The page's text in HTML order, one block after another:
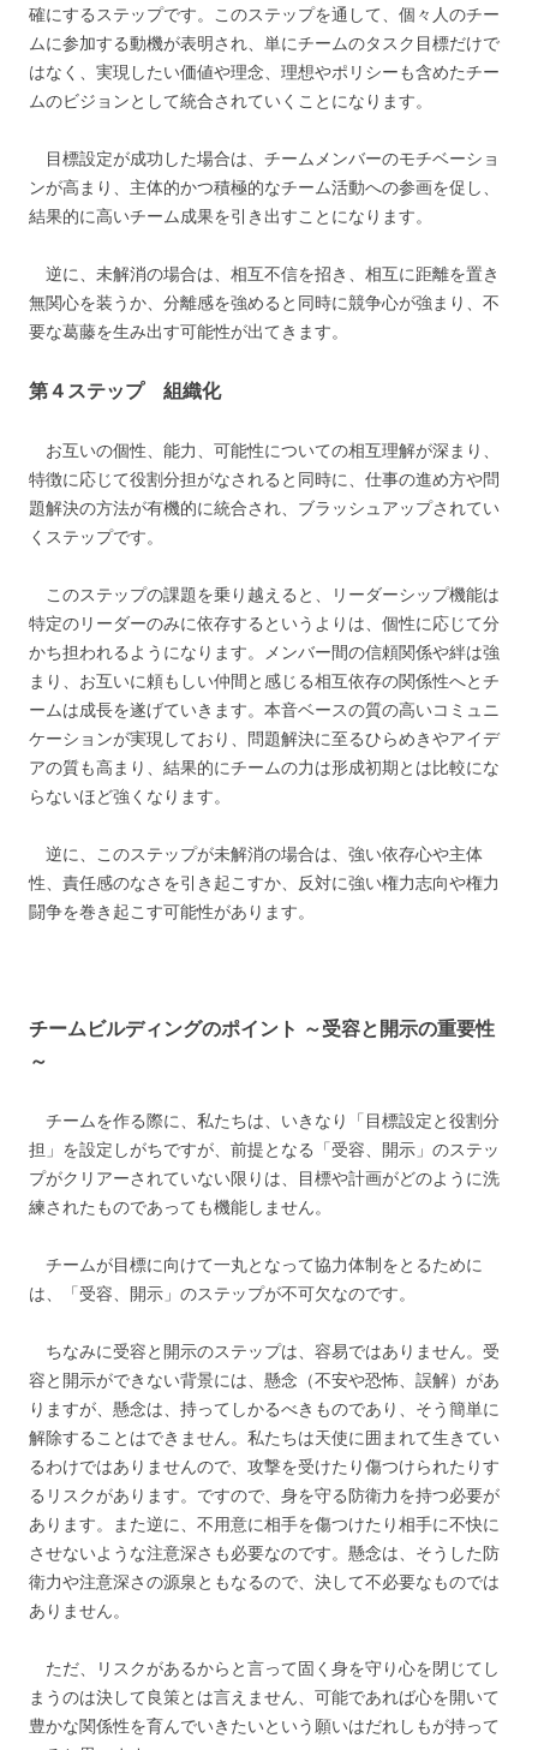
確にするステップです。このステップを通して、個々人のチー
ムに参加する動機が表明され、単にチームのタスク目標だけで
はなく、実現したい価値や理念、理想やポリシーも含めたチー
ムのビジョンとして統合されていくことになります。
目標設定が成功した場合は、チームメンバーのモチベーショ
ンが高まり、主体的かつ積極的なチーム活動への参画を促し、
結果的に高いチーム成果を引き出すことになります。
逆に、未解消の場合は、相互不信を招き、相互に距離を置き
無関心を装うか、分離感を強めると同時に競争心が強まり、不
要な葛藤を生み出す可能性が出てきます。
第４ステップ 組織化
お互いの個性、能力、可能性についての相互理解が深まり、
特徴に応じて役割分担がなされると同時に、仕事の進め方や問
題解決の方法が有機的に統合され、ブラッシュアップされてい
くステップです。
このステップの課題を乗り越えると、リーダーシップ機能は
特定のリーダーのみに依存するというよりは、個性に応じて分
かち担われるようになります。メンバー間の信頼関係や絆は強
まり、お互いに頼もしい仲間と感じる相互依存の関係性へとチ
ームは成長を遂げていきます。本音ベースの質の高いコミュニ
ケーションが実現しており、問題解決に至るひらめきやアイデ
アの質も高まり、結果的にチームの力は形成初期とは比較にな
らないほど強くなります。
逆に、このステップが未解消の場合は、強い依存心や主体
性、責任感のなさを引き起こすか、反対に強い権力志向や権力
闘争を巻き起こす可能性があります。
チームビルディングのポイント ～受容と開示の重要性
～
チームを作る際に、私たちは、いきなり「目標設定と役割分
担」を設定しがちですが、前提となる「受容、開示」のステッ
プがクリアーされていない限りは、目標や計画がどのように洗
練されたものであっても機能しません。
チームが目標に向けて一丸となって協力体制をとるために
は、「受容、開示」のステップが不可欠なのです。
ちなみに受容と開示のステップは、容易ではありません。受
容と開示ができない背景には、懸念（不安や恐怖、誤解）があ
りますが、懸念は、持ってしかるべきものであり、そう簡単に
解除することはできません。私たちは天使に囲まれて生きてい
るわけではありませんので、攻撃を受けたり傷つけられたりす
るリスクがあります。ですので、身を守る防衛力を持つ必要が
あります。また逆に、不用意に相手を傷つけたり相手に不快に
させないような注意深さも必要なのです。懸念は、そうした防
衛力や注意深さの源泉ともなるので、決して不必要なものでは
ありません。
ただ、リスクがあるからと言って固く身を守り心を閉じて し
まうのは決して良策とは言えません、可能であれば心を開いて
豊かな関係性を育んでいきたいという願いはだれしもが持って